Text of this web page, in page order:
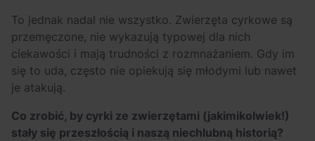
To jednak nadal nie wszystko. Zwierzęta cyrkowe są
przemęczone, nie wykazują typowej dla nich
ciekawości i mają trudności z rozmnażaniem. Gdy im
się to uda, często nie opiekują się młodymi lub nawet
je atakują.
Co zrobić, by cyrki ze zwierzętami (jakimikolwiek!)
stały się przeszłością i naszą niechlubną historią?